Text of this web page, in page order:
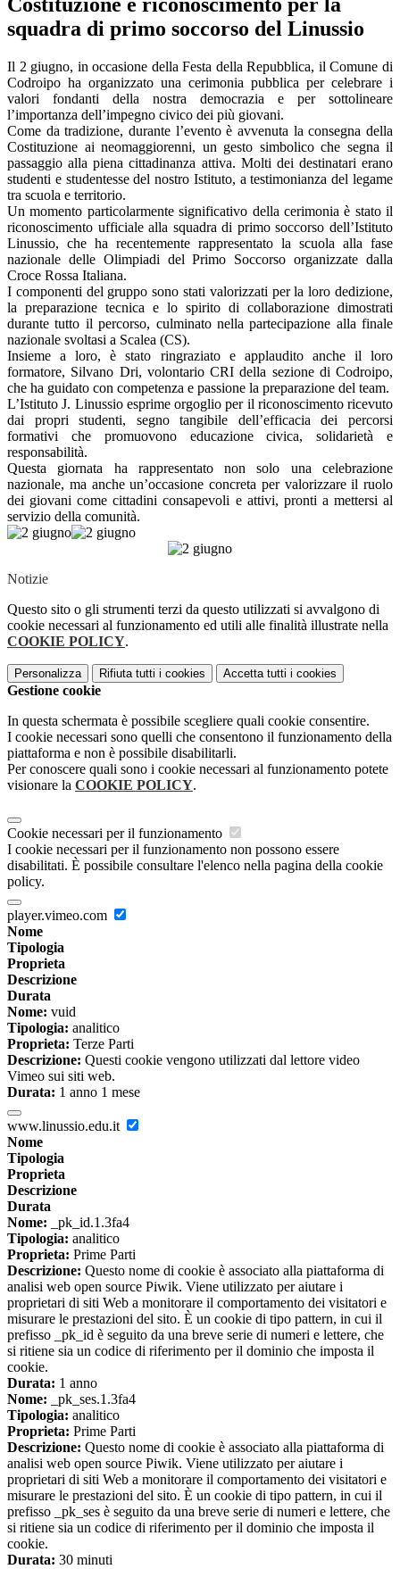
Costituzione e riconoscimento per la
squadra di primo soccorso del Linussio
Il 2 giugno, in occasione della Festa della Repubblica, il Comune di
Codroipo ha organizzato una cerimonia pubblica per celebrare i
valori fondanti della nostra democrazia e per sottolineare
l’importanza dell’impegno civico dei più giovani.
Come da tradizione, durante l’evento è avvenuta la consegna della
Costituzione ai neomaggiorenni, un gesto simbolico che segna il
passaggio alla piena cittadinanza attiva. Molti dei destinatari erano
studenti e studentesse del nostro Istituto, a testimonianza del legame
tra scuola e territorio.
Un momento particolarmente significativo della cerimonia è stato il
riconoscimento ufficiale alla squadra di primo soccorso dell’Istituto
Linussio, che ha recentemente rappresentato la scuola alla fase
nazionale delle Olimpiadi del Primo Soccorso organizzate dalla
Croce Rossa Italiana.
I componenti del gruppo sono stati valorizzati per la loro dedizione,
la preparazione tecnica e lo spirito di collaborazione dimostrati
durante tutto il percorso, culminato nella partecipazione alla finale
nazionale svoltasi a Scalea (CS).
Insieme a loro, è stato ringraziato e applaudito anche il loro
formatore, Silvano Dri, volontario CRI della sezione di Codroipo,
che ha guidato con competenza e passione la preparazione del team.
L’Istituto J. Linussio esprime orgoglio per il riconoscimento ricevuto
dai propri studenti, segno tangibile dell’efficacia dei percorsi
formativi che promuovono educazione civica, solidarietà e
responsabilità.
Questa giornata ha rappresentato non solo una celebrazione
nazionale, ma anche un’occasione concreta per valorizzare il ruolo
dei giovani come cittadini consapevoli e attivi, pronti a mettersi al
servizio della comunità.
Notizie
Questo sito o gli strumenti terzi da questo utilizzati si avvalgono di
cookie necessari al funzionamento ed utili alle finalità illustrate nella
COOKIE POLICY.
Personalizza Rifiuta tutti i cookies Accetta tutti i cookies
Gestione cookie
In questa schermata è possibile scegliere quali cookie consentire.
I cookie necessari sono quelli che consentono il funzionamento della
piattaforma e non è possibile disabilitarli.
Per conoscere quali sono i cookie necessari al funzionamento potete
visionare la COOKIE POLICY.
Cookie necessari per il funzionamento
I cookie necessari per il funzionamento non possono essere
disabilitati. È possibile consultare l'elenco nella pagina della cookie
policy.
player.vimeo.com
Nome
Tipologia
Proprieta
Descrizione
Durata
Nome: vuid
Tipologia: analitico
Proprieta: Terze Parti
Descrizione: Questi cookie vengono utilizzati dal lettore video
Vimeo sui siti web.
Durata: 1 anno 1 mese
www.linussio.edu.it
Nome
Tipologia
Proprieta
Descrizione
Durata
Nome: _pk_id.1.3fa4
Tipologia: analitico
Proprieta: Prime Parti
Descrizione: Questo nome di cookie è associato alla piattaforma di
analisi web open source Piwik. Viene utilizzato per aiutare i
proprietari di siti Web a monitorare il comportamento dei visitatori e
misurare le prestazioni del sito. È un cookie di tipo pattern, in cui il
prefisso _pk_id è seguito da una breve serie di numeri e lettere, che
si ritiene sia un codice di riferimento per il dominio che imposta il
cookie.
Durata: 1 anno
Nome: _pk_ses.1.3fa4
Tipologia: analitico
Proprieta: Prime Parti
Descrizione: Questo nome di cookie è associato alla piattaforma di
analisi web open source Piwik. Viene utilizzato per aiutare i
proprietari di siti Web a monitorare il comportamento dei visitatori e
misurare le prestazioni del sito. È un cookie di tipo pattern, in cui il
prefisso _pk_ses è seguito da una breve serie di numeri e lettere, che
si ritiene sia un codice di riferimento per il dominio che imposta il
cookie.
Durata: 30 minuti